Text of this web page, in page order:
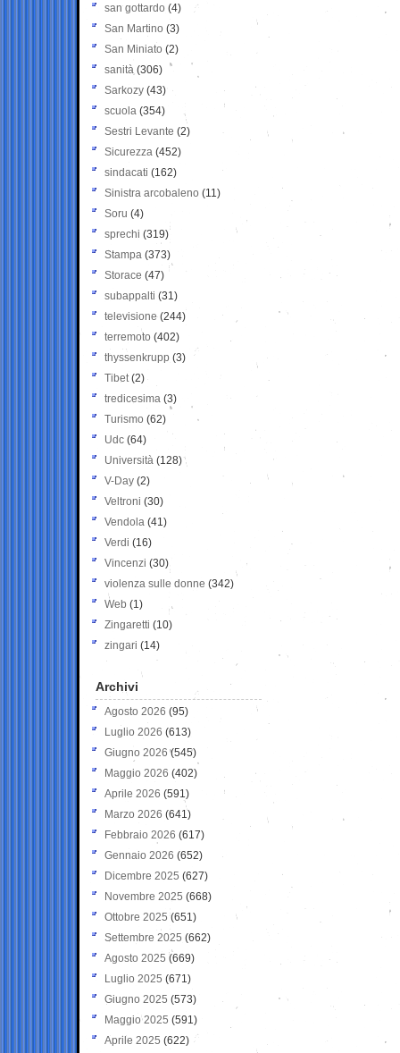
san gottardo (4)
San Martino (3)
San Miniato (2)
sanità (306)
Sarkozy (43)
scuola (354)
Sestri Levante (2)
Sicurezza (452)
sindacati (162)
Sinistra arcobaleno (11)
Soru (4)
sprechi (319)
Stampa (373)
Storace (47)
subappalti (31)
televisione(244)
terremoto (402)
thyssenkrupp (3)
Tibet(2)
tredicesima (3)
Turismo (62)
Udc (64)
Università (128)
V-Day (2)
Veltroni (30)
Vendola (41)
Verdi (16)
Vincenzi (30)
violenza sulle donne (342)
Web (1)
Zingaretti (10)
zingari (14)
Archivi
Agosto 2026 (95)
Luglio 2026 (613)
Giugno 2026 (545)
Maggio 2026 (402)
Aprile 2026 (591)
Marzo 2026 (641)
Febbraio 2026 (617)
Gennaio 2026 (652)
Dicembre 2025 (627)
Novembre 2025 (668)
Ottobre 2025 (651)
Settembre 2025 (662)
Agosto 2025 (669)
Luglio 2025 (671)
Giugno 2025 (573)
Maggio 2025 (591)
Aprile 2025 (622)